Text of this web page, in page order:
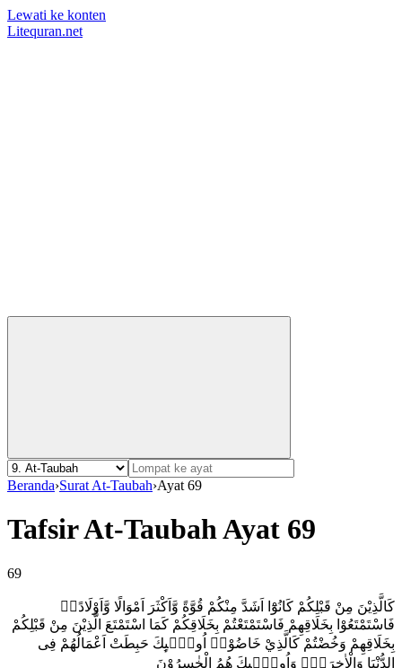
Lewati ke konten
Litequran.net
Beranda›Surat At-Taubah›Ayat 69
Tafsir At-Taubah Ayat 69
69
كَالَّذِيْنَ مِنْ قَبْلِكُمْ كَانُوْٓا اَشَدَّ مِنْكُمْ قُوَّةً وَّاَكْثَرَ اَمْوَالًا وَّاَوْلَادًاۗ
فَاسْتَمْتَعُوْا بِخَلَاقِهِمْ فَاسْتَمْتَعْتُمْ بِخَلَاقِكُمْ كَمَا اسْتَمْتَعَ الَّذِيْنَ مِنْ قَبْلِكُمْ
بِخَلَاقِهِمْ وَخُضْتُمْ كَالَّذِيْ خَاضُوْاۗ اُولٰۤىِٕكَ حَبِطَتْ اَعْمَالُهُمْ فِى
الدُّنْيَا وَالْاٰخِرَةِۚ وَاُولٰۤىِٕكَ هُمُ الْخٰسِرُوْنَ